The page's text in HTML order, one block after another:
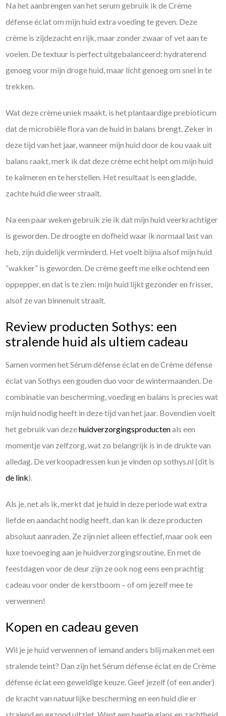
Na het aanbrengen van het serum gebruik ik de Crème
défense éclat om mijn huid extra voeding te geven. Deze
crème is zijdezacht en rijk, maar zonder zwaar of vet aan te
voelen. De textuur is perfect uitgebalanceerd: hydraterend
genoeg voor mijn droge huid, maar licht genoeg om snel in te
trekken.
Wat deze crème uniek maakt, is het plantaardige prebioticum
dat de microbiële flora van de huid in balans brengt. Zeker in
deze tijd van het jaar, wanneer mijn huid door de kou vaak uit
balans raakt, merk ik dat deze crème echt helpt om mijn huid
te kalmeren en te herstellen. Het resultaat is een gladde,
zachte huid die weer straalt.
Na een paar weken gebruik zie ik dat mijn huid veerkrachtiger
is geworden. De droogte en dofheid waar ik normaal last van
heb, zijn duidelijk verminderd. Het voelt bijna alsof mijn huid
“wakker” is geworden. De crème geeft me elke ochtend een
oppepper, en dat is te zien: mijn huid lijkt gezonder en frisser,
alsof ze van binnenuit straalt.
Review producten Sothys: een
stralende huid als ultiem cadeau
Samen vormen het Sérum défense éclat en de Crème défense
éclat van Sothys een gouden duo voor de wintermaanden. De
combinatie van bescherming, voeding en balans is precies wat
mijn huid nodig heeft in deze tijd van het jaar. Bovendien voelt
het gebruik van dezehuidverzorgingsproductenals een
momentje van zelfzorg, wat zo belangrijk is in de drukte van
alledag. De verkoopadressen kun je vinden op sothys.nl (dit is
de link).
Als je, net als ik, merkt dat je huid in deze periode wat extra
liefde en aandacht nodig heeft, dan kan ik deze producten
absoluut aanraden. Ze zijn niet alleen effectief, maar ook een
luxe toevoeging aan je huidverzorgingsroutine. En met de
feestdagen voor de deur zijn ze ook nog eens een prachtig
cadeau voor onder de kerstboom – of om jezelf mee te
verwennen!
Kopen en cadeau geven
Wil je je huid verwennen of iemand anders blij maken met een
stralende teint? Dan zijn het Sérum défense éclat en de Crème
défense éclat een geweldige keuze. Geef jezelf (of een ander)
de kracht van natuurlijke bescherming en een huid die er